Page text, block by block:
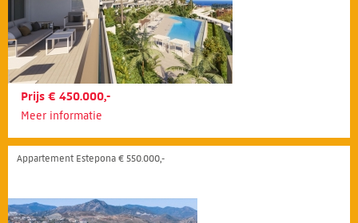
Prijs € 450.000,-
Meer informatie
Appartement Estepona € 550.000,-